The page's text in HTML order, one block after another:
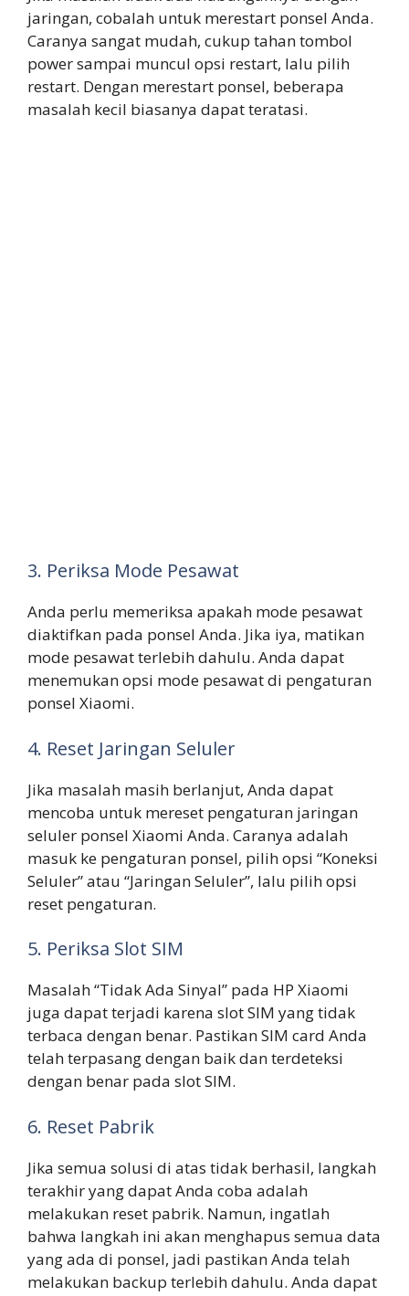
jaringan, cobalah untuk merestart ponsel Anda.
Caranya sangat mudah, cukup tahan tombol
power sampai muncul opsi restart, lalu pilih
restart. Dengan merestart ponsel, beberapa
masalah kecil biasanya dapat teratasi.
3. Periksa Mode Pesawat
Anda perlu memeriksa apakah mode pesawat
diaktifkan pada ponsel Anda. Jika iya, matikan
mode pesawat terlebih dahulu. Anda dapat
menemukan opsi mode pesawat di pengaturan
ponsel Xiaomi.
4. Reset Jaringan Seluler
Jika masalah masih berlanjut, Anda dapat
mencoba untuk mereset pengaturan jaringan
seluler ponsel Xiaomi Anda. Caranya adalah
masuk ke pengaturan ponsel, pilih opsi “Koneksi
Seluler” atau “Jaringan Seluler”, lalu pilih opsi
reset pengaturan.
5. Periksa Slot SIM
Masalah “Tidak Ada Sinyal” pada HP Xiaomi
juga dapat terjadi karena slot SIM yang tidak
terbaca dengan benar. Pastikan SIM card Anda
telah terpasang dengan baik dan terdeteksi
dengan benar pada slot SIM.
6. Reset Pabrik
Jika semua solusi di atas tidak berhasil, langkah
terakhir yang dapat Anda coba adalah
melakukan reset pabrik. Namun, ingatlah
bahwa langkah ini akan menghapus semua data
yang ada di ponsel, jadi pastikan Anda telah
melakukan backup terlebih dahulu. Anda dapat